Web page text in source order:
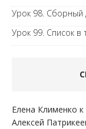
Урок 98. Сборный
Урок 99. Список в
Елена Клименко к
Алексей